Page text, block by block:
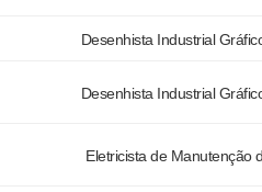
Desenhista Industrial
Desenhista Industrial
Eletricista de Manutenção